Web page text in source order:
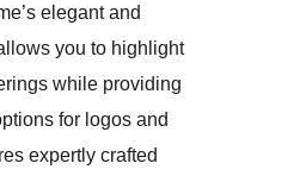
elegant and
you to highlight
while providing
for logos and
expertly crafted